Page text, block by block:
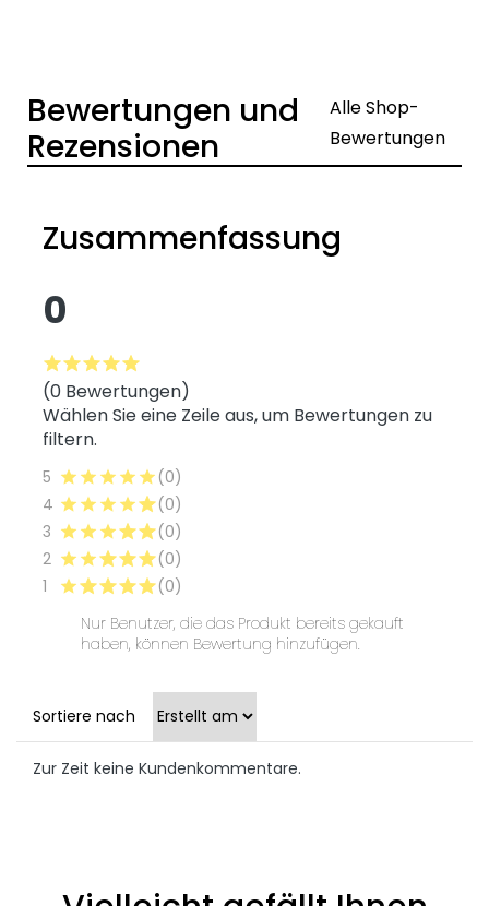
Bewertungen und
Rezensionen
Alle Shop-
Bewertungen
Zusammenfassung
0
(0 Bewertungen)
Wählen Sie eine Zeile aus, um Bewertungen zu
filtern.
5
(0)
4
(0)
3
(0)
2
(0)
1
(0)
Nur Benutzer, die das Produkt bereits gekauft
haben, können Bewertung hinzufügen.
Sortiere nach
Zur Zeit keine Kundenkommentare.